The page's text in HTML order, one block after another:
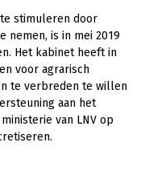
stimuleren door
nemen, is in mei 2019
Het kabinet heeft in
voor agrarisch
te verbreden te willen
aan het
van LNV op